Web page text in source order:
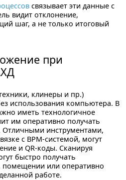
связывает эти данные с
видит отклонение,
шаг, а не только итоговый
при
клинеры и пр.)
использования компьютера. В
иметь технологичное
им оперативно получать
инструментами,
с BPM-системой, могут
и QR-коды. Сканируя
быстро получать
или оперативно
работе.